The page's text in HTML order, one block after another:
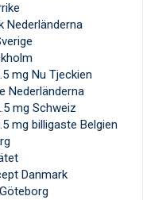
Nederländerna
mg Nu Tjeckien
Nederländerna
mg Schweiz
mg billigaste Belgien
Danmark